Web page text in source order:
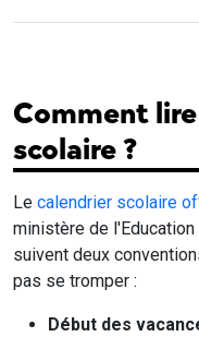
Comment
scolaire ?
Le calendrier scolaire
ministère de
suivent deux
pas se tromper :
Début des